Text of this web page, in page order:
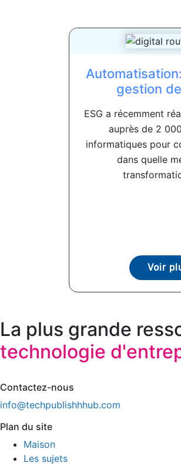
gestion
ESG a récemment
auprès de 2
informatiques pour
dans quelle
Voir
La plus grande
technologie
Contactez-nous
info@techpublishhhub.com
Plan du site
Maison
Les sujets